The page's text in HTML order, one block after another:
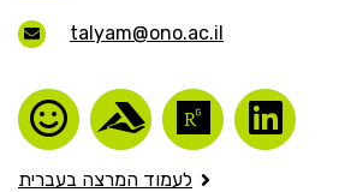
talyam@ono.ac.il
לעמוד המרצה בעברית